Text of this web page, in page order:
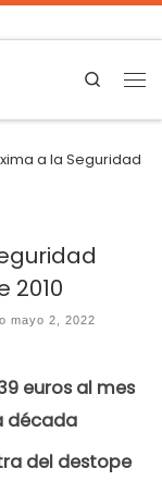
Search
a la Seguridad
2010
mayo 2, 2022
euros al mes
década
del destope